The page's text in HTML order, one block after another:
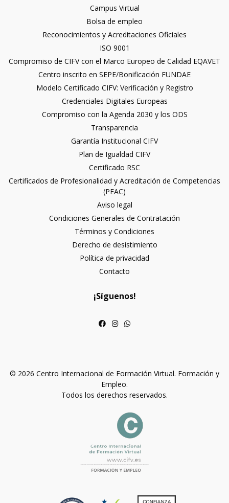
Campus Virtual
Bolsa de empleo
Reconocimientos y Acreditaciones Oficiales
ISO 9001
Compromiso de CIFV con el Marco Europeo de Calidad EQAVET
Centro inscrito en SEPE/Bonificación FUNDAE
Modelo Certificado CIFV: Verificación y Registro
Credenciales Digitales Europeas
Compromiso con la Agenda 2030 y los ODS
Transparencia
Garantía Institucional CIFV
Plan de Igualdad CIFV
Certificado RSC
Certificados de Profesionalidad y Acreditación de Competencias
(PEAC)
Aviso legal
Condiciones Generales de Contratación
Términos y Condiciones
Derecho de desistimiento
Política de privacidad
Contacto
¡Síguenos!
© 2026 Centro Internacional de Formación Virtual. Formación y
Empleo.
Todos los derechos reservados.